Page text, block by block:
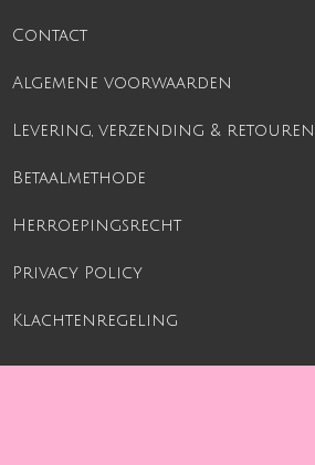
Contact
Algemene voorwaarden
Levering, verzending & retouren
Betaalmethode
Herroepingsrecht
Privacy Policy
Klachtenregeling